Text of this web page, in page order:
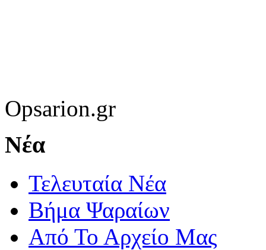
Opsarion.gr
Νέα
Τελευταία Νέα
Βήμα Ψαραίων
Από Το Αρχείο Μας